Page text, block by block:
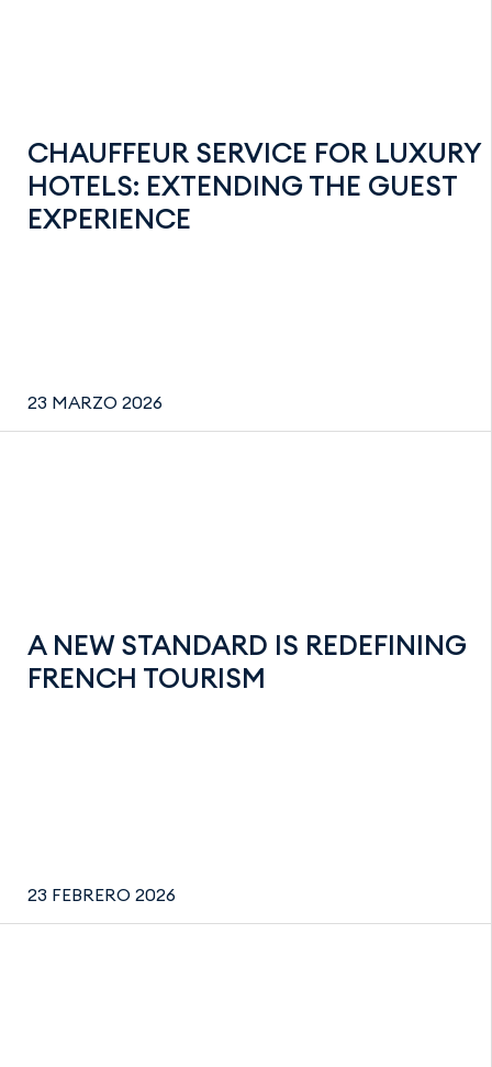
CHAUFFEUR SERVICE FOR LUXURY
HOTELS: EXTENDING THE GUEST
EXPERIENCE
23 MARZO 2026
A NEW STANDARD IS REDEFINING
FRENCH TOURISM
23 FEBRERO 2026